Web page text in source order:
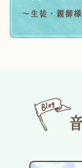
今年もみんな